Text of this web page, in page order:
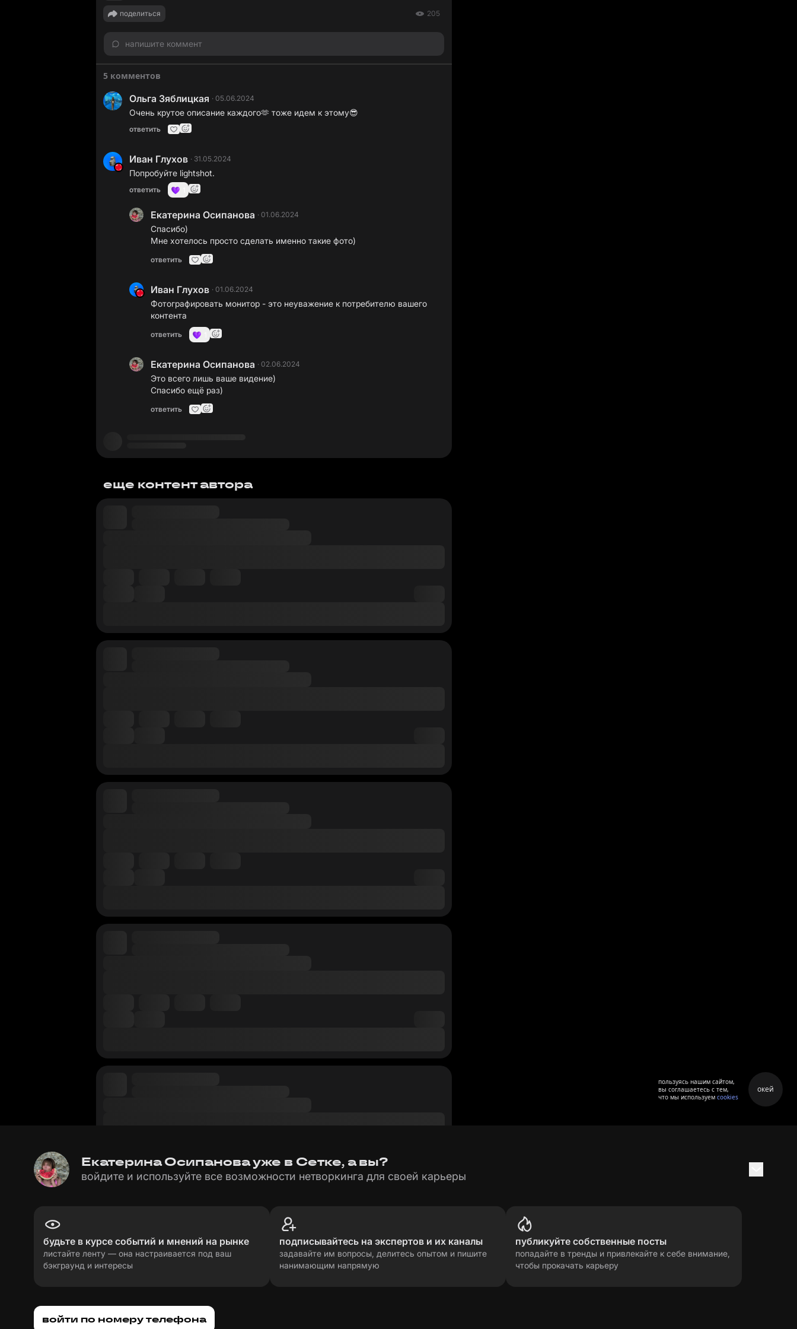
поделиться 205
напишите коммент
5 комментов
Ольга Зяблицкая · 05.06.2024
Очень крутое описание каждого🫶 тоже идем к этому😎
ответить
Иван Глухов · 31.05.2024
Попробуйте lightshot.
ответить
Екатерина Осипанова · 01.06.2024
Спасибо)
Мне хотелось просто сделать именно такие фото)
ответить
Иван Глухов · 01.06.2024
Фотографировать монитор - это неуважение к потребителю вашего
контента
ответить
Екатерина Осипанова · 02.06.2024
Это всего лишь ваше видение)
Спасибо ещё раз)
ответить
еще контент автора
Екатерина Осипанова уже в Сетке, а вы?
войдите и используйте все возможности нетворкинга для своей карьеры
будьте в курсе событий и мнений на рынке
листайте ленту — она настраивается под ваш
бэкграунд и интересы
подписывайтесь на экспертов и их каналы
задавайте им вопросы, делитесь опытом и пишите
нанимающим напрямую
публикуйте собственные посты
попадайте в тренды и привлекайте к себе внимание,
чтобы прокачать карьеру
войти по номеру телефона
пользуясь нашим сайтом,
вы соглашаетесь с тем,
что мы используем cookies
окей